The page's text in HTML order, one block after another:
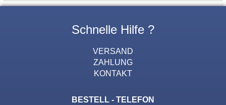
Schnelle Hilfe ?
VERSAND
ZAHLUNG
KONTAKT
BESTELL - TELEFON